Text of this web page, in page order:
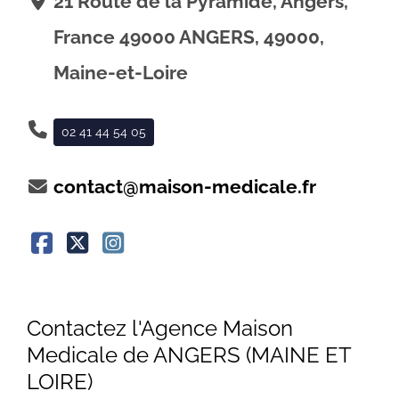
France 49000 ANGERS, 49000,
Maine-et-Loire
02 41 44 54 05
contact@maison-medicale.fr
Contactez l'Agence Maison
Medicale de ANGERS (MAINE ET
LOIRE)